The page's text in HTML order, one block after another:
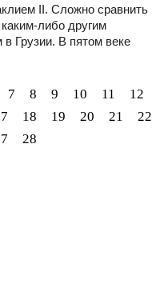
II. Сложно сравнить
каким-либо другим
Грузии. В пятом веке
7 8 9 10 11
12
18 19 20 21
22
28